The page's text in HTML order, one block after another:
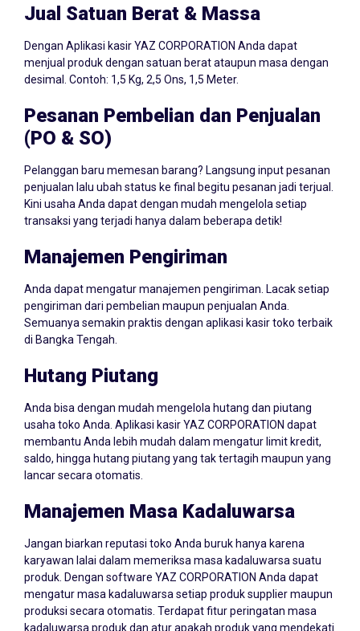
Jual Satuan Berat & Massa
Dengan Aplikasi kasir YAZ CORPORATION Anda dapat
menjual produk dengan satuan berat ataupun masa dengan
desimal. Contoh: 1,5 Kg, 2,5 Ons, 1,5 Meter.
Pesanan Pembelian dan Penjualan
(PO & SO)
Pelanggan baru memesan barang? Langsung input pesanan
penjualan lalu ubah status ke final begitu pesanan jadi terjual.
Kini usaha Anda dapat dengan mudah mengelola setiap
transaksi yang terjadi hanya dalam beberapa detik!
Manajemen Pengiriman
Anda dapat mengatur manajemen pengiriman. Lacak setiap
pengiriman dari pembelian maupun penjualan Anda.
Semuanya semakin praktis dengan aplikasi kasir toko terbaik
di Bangka Tengah.
Hutang Piutang
Anda bisa dengan mudah mengelola hutang dan piutang
usaha toko Anda. Aplikasi kasir YAZ CORPORATION dapat
membantu Anda lebih mudah dalam mengatur limit kredit,
saldo, hingga hutang piutang yang tak tertagih maupun yang
lancar secara otomatis.
Manajemen Masa Kadaluwarsa
Jangan biarkan reputasi toko Anda buruk hanya karena
karyawan lalai dalam memeriksa masa kadaluwarsa suatu
produk. Dengan software YAZ CORPORATION Anda dapat
mengatur masa kadaluwarsa setiap produk supplier maupun
produksi secara otomatis. Terdapat fitur peringatan masa
kadaluwarsa produk dan atur apakah produk yang mendekati